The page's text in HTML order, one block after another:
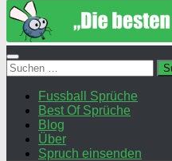
Suchen
nach:
Fussball Sprüche
Best Of Sprüche
Blog
Über
Spruch einsenden